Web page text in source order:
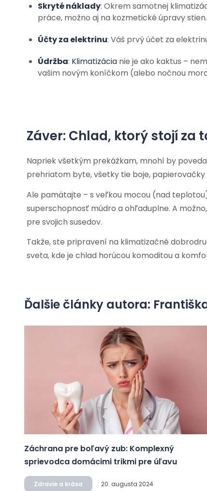
Skryté náklady: Okrem samotnej
práce, možno aj na kozmetické úpravy stien.
Účty za elektrinu: Váš prvý účet za
Údržba: Klimatizácia nie je ako kaktus –
vašim novým koníčkom (alebo nočnou
Záver: Chlad, ktorý stojí za
Napriek všetkým prekážkam, mnohí by
prehriatom byte, všetky tie boje,
Ale pamätajte – s veľkou mocou (nad
superschopnosť múdro a ohľaduplne. A
pre svojich susedov.
Takže, ste pripravení na klimatizačné
sveta, kde je chlad horúcou komoditou a
Ďalšie články autora:
Záchrana pre boľavý zub: Komplexný
sprievodca domácimi trikmi pre úľavu
Zdravie a krása 20. augusta 2024